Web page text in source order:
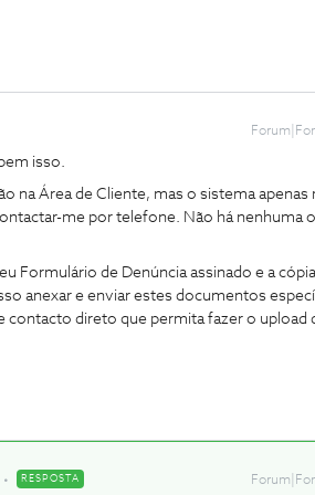
isso.
na Área de Cliente, mas o sistema apenas
me por telefone. Não há nenhuma
Formulário de Denúncia assinado e a
anexar e enviar estes documentos
contacto direto que permita fazer o upload
RESPOSTA